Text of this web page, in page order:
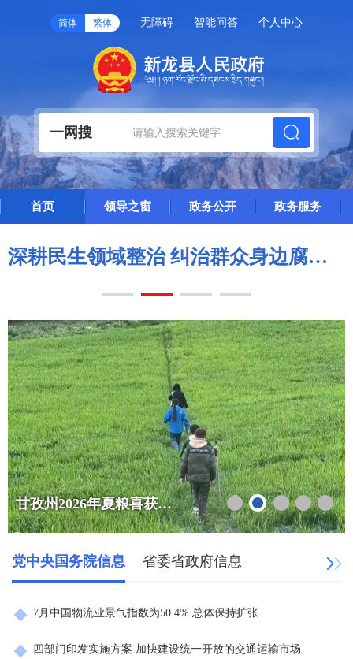
简体 繁体 无障碍 智能问答 个人中心
一网搜
首页 领导之窗 政务公开 政务服务
深耕民生领域整治 纠治群众身边腐败｜新龙县靶向开展网络餐饮、肉制品安全专项约谈培训
甘孜州2026年夏粮喜获丰收播种面积、总产量实现双增长
党中央国务院信息 省委省政府信息
7月中国物流业景气指数为50.4% 总体保持扩张
四部门印发实施方案 加快建设统一开放的交通运输市场